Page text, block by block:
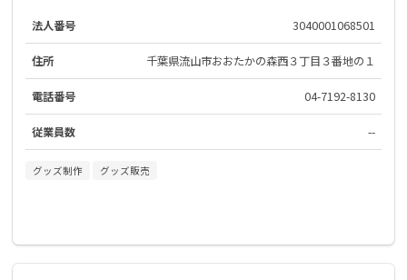
法人番号 3040001068501
住所 千葉県流山市おおたかの森西３丁目３番地の１
電話番号 04-7192-8130
従業員数 --
グッズ制作 グッズ販売